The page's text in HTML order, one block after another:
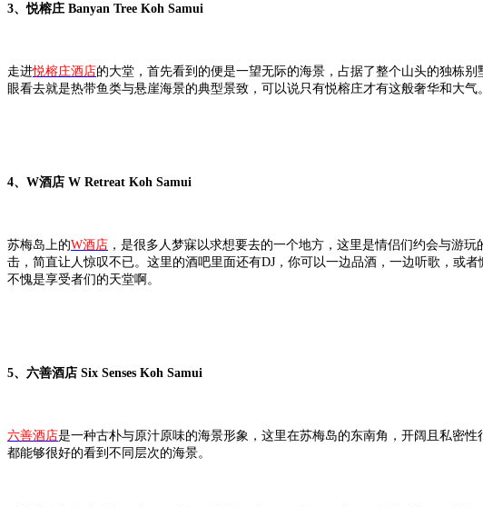
3、悦榕庄 Banyan Tree Koh Samui
走进悦榕庄酒店的大堂，首先看到的便是一望无际的海景，占据了整个山头的独栋
眼看去就是热带鱼类与悬崖海景的典型景致，可以说只有悦榕庄才有这般奢华和大气。
4、W酒店 W Retreat Koh Samui
苏梅岛上的W酒店 ，是很多人梦寐以求想要去的一个地方，这里是情侣们约会与游
击，简直让人惊叹不已。这里的酒吧里面还有DJ，你可以一边品酒，一边听歌，或
不愧是享受者们的天堂啊。
5、六善酒店 Six Senses Koh Samui
六善酒店是一种古朴与原汁原味的海景形象，这里在苏梅岛的东南角，开阔且私密
都能够很好的看到不同层次的海景。